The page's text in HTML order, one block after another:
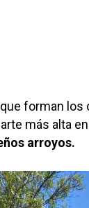
forman los
más alta
arroyos.